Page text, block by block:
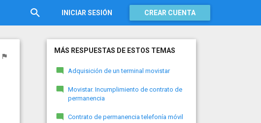
INICIAR SESIÓN CREAR CUENTA
MÁS RESPUESTAS DE ESTOS TEMAS
Adquisición de un terminal movistar
Movistar. Incumplimiento de contrato de
permanencia
Contrato de permanencia telefonía móvil